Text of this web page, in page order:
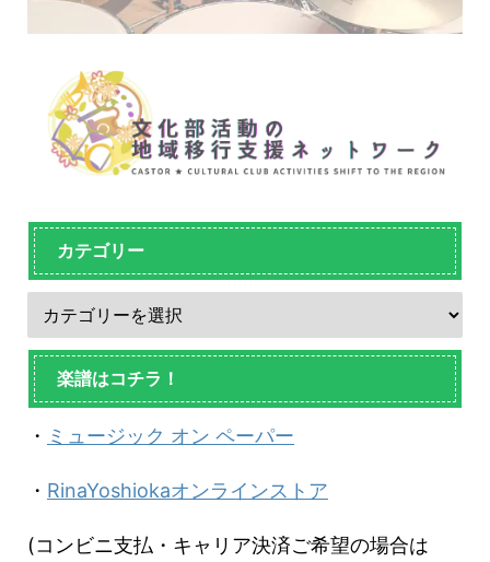
カテゴリー
楽譜はコチラ！
・ ミュージック オン ペーパー
・ RinaYoshiokaオンラインストア
(コンビニ支払・キャリア決済ご希望の場合は